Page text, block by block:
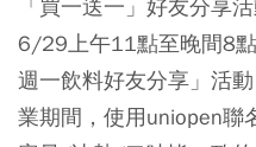
「買一送一」好友分享
6/29上午11點至晚間8
週一飲料好友分享」活
業期間，使用uniopen聯